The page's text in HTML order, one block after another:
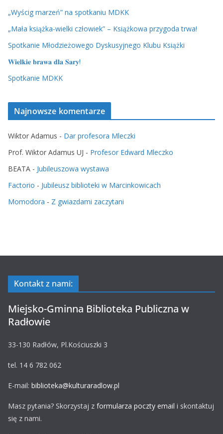
„Wyścig marzeń” na spotkaniu MDKK
„Mała książka-wielki człowiek” – Książkowa przygoda trwa!
Spotkanie Młodzieżowego Dyskusyjnego Klubu Książki
𝐖𝐢𝐞𝐥𝐤𝐢𝐞 𝐛𝐫𝐚𝐰𝐚 𝐝𝐥𝐚 𝐒𝐚𝐫𝐲!
Spotkanie MDKK
Najnowsze komentarze
Wiktor Adamus - Dar profesora Mleczki
Prof. Wiktor Adamus UJ - Profesor Edward Mleczko
BEATA - Jubileuszowa wystawa
Factorio - Jubileusz biblioteki w Marcinkowicach
Momodora - Z gwiazdami zaczytani
Kontakt z nami:
Miejsko-Gminna Biblioteka Publiczna w
Radłowie
33-130 Radłów, Pl.Kościuszki 3
tel. 14 6 782 062
E-mail: biblioteka@kulturaradlow.pl
Masz pytania? Skorzystaj z formularza poczty email i skontaktuj
się z nami.